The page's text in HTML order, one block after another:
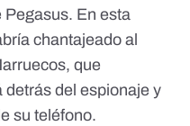
Pegasus. En esta
chantajeado al
que
del espionaje y
su teléfono.